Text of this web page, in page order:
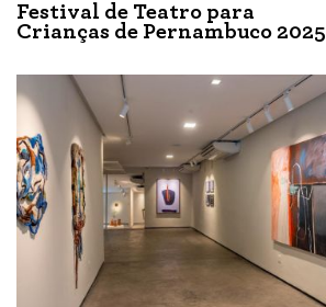
Festival de Teatro para
Crianças de Pernambuco 2025